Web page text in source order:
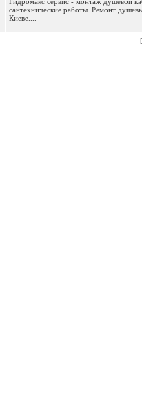
сантехнические работы. Ремонт
Киеве....